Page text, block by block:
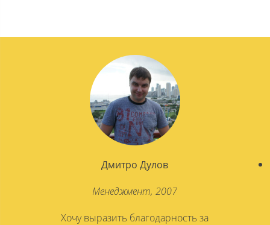
Дмитро Дулов
Менеджмент, 2007
Хочу выразить благодарность за